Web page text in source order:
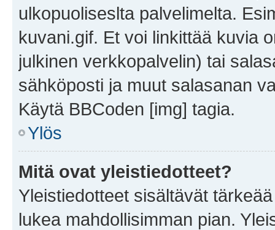
ulkopuoliseslta palvelimelta.
kuvani.gif. Et voi linkittää kuvia
julkinen verkkopalvelin) tai
sähköposti ja muut salasanan
Käytä BBCoden [img] tagia.
Ylös
Mitä ovat yleistiedotteet?
Yleistiedotteet sisältävät
lukea mahdollisimman pian.